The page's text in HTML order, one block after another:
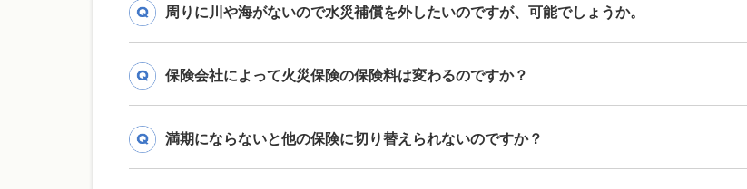
周りに川や海がないので水災補償を外したいのですが、可能でしょうか。
保険会社によって火災保険の保険料は変わるのですか？
満期にならないと他の保険に切り替えられないのですか？